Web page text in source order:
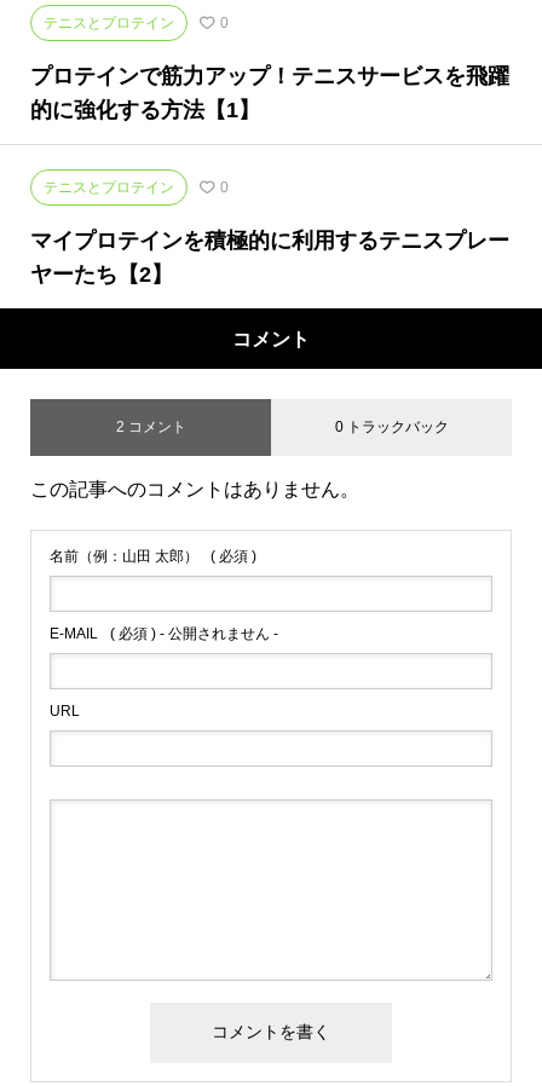
テニスとプロテイン 0
プロテインで筋力アップ！テニスサービスを飛躍
的に強化する方法【1】
テニスとプロテイン 0
マイプロテインを積極的に利用するテニスプレー
ヤーたち【2】
コメント
2 コメント 0 トラックバック
この記事へのコメントはありません。
名前（例：山田 太郎） ( 必須 )
E-MAIL ( 必須 ) - 公開されません -
URL